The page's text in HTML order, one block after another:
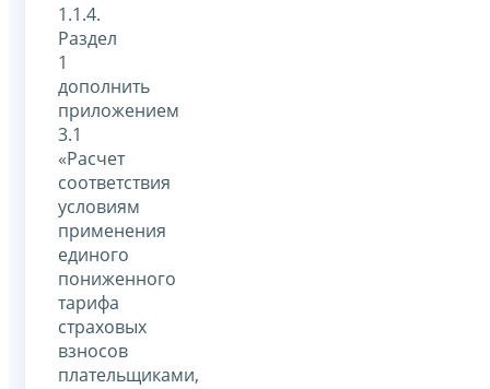
1.1.4.
Раздел
1
дополнить
приложением
3.1
«Расчет
соответствия
условиям
применения
единого
пониженного
тарифа
страховых
взносов
плательщиками,